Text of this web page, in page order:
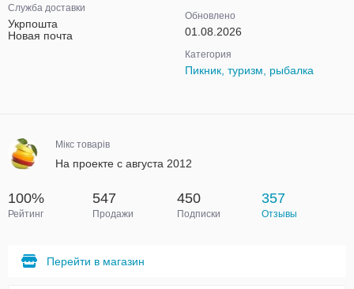
Служба доставки
Укрпошта
Новая почта
Обновлено
01.08.2026
Категория
Пикник, туризм, рыбалка
Мікс товарів
На проекте с августа 2012
100%
Рейтинг
547
Продажи
450
Подписки
357
Отзывы
Перейти в магазин